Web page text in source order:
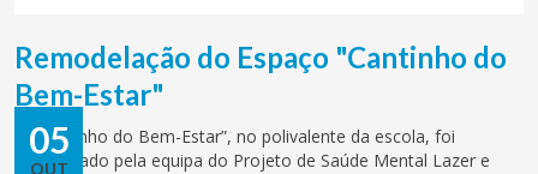
05
OUT
Remodelação do Espaço "Cantinho do
Bem-Estar"
O “Cantinho do Bem-Estar”, no polivalente da escola, foi
remodelado pela equipa do Projeto de Saúde Mental Lazer e